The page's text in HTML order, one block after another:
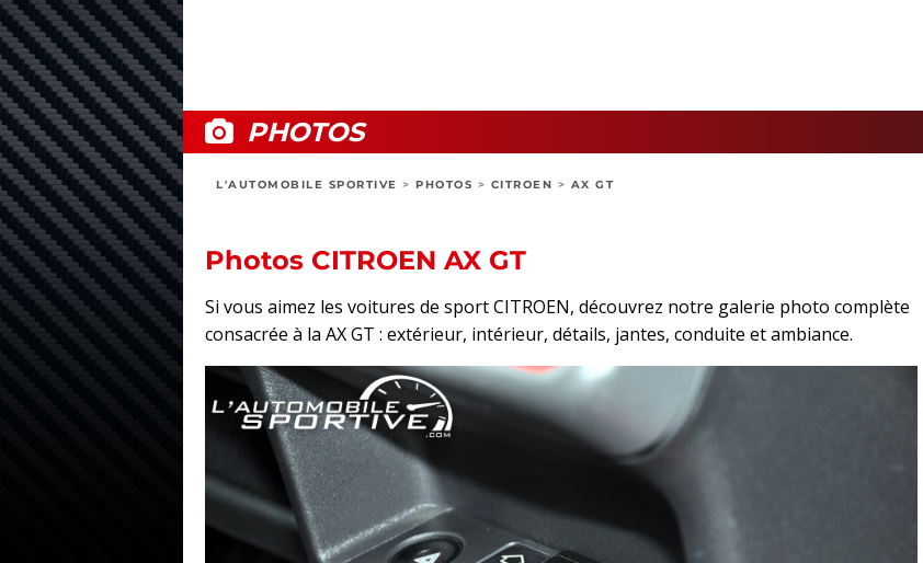
PHOTOS
L'AUTOMOBILE SPORTIVE > PHOTOS > CITROEN > AX GT
Photos CITROEN AX GT
Si vous aimez les voitures de sport CITROEN, découvrez notre galerie photo complète
consacrée à la AX GT : extérieur, intérieur, détails, jantes, conduite et ambiance.